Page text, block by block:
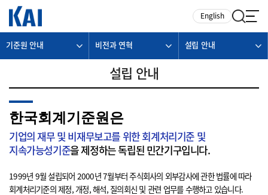
English
기준원 안내 비전과 연혁 설립 안내
설립 안내
한국회계기준원은
기업의 재무 및 비재무보고를 위한 회계처리기준 및
지속가능성기준을 제정하는 독립된 민간기구입니다.
1999년 9월 설립되어 2000년 7월부터 주식회사의 외부감사에 관한 법률에 따라
회계처리기준의 제정, 개정, 해석, 질의회신 및 관련 업무를 수행하고 있습니다.